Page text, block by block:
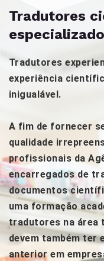
Tradutores
Tradutores
experiência
inigualável.
A fim de fornecer
qualidade
profissionais da
encarregados de
documentos
uma formação
tradutores na área
devem também ter
anterior em